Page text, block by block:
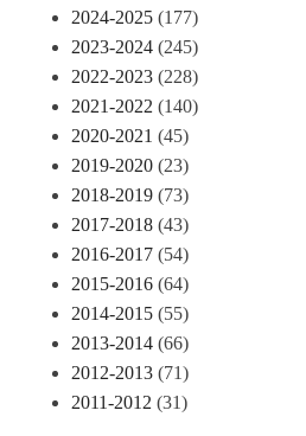
2024-2025 (177)
2023-2024 (245)
2022-2023 (228)
2021-2022 (140)
2020-2021 (45)
2019-2020 (23)
2018-2019 (73)
2017-2018 (43)
2016-2017 (54)
2015-2016 (64)
2014-2015 (55)
2013-2014 (66)
2012-2013 (71)
2011-2012 (31)